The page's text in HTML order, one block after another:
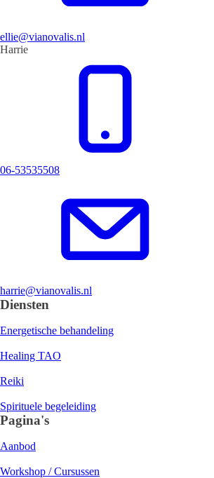
ellie@vianovalis.nl
Harrie
06-53535508
harrie@vianovalis.nl
Diensten
Energetische behandeling
Healing TAO
Reiki
Spirituele begeleiding
Pagina's
Aanbod
Workshop / Cursussen